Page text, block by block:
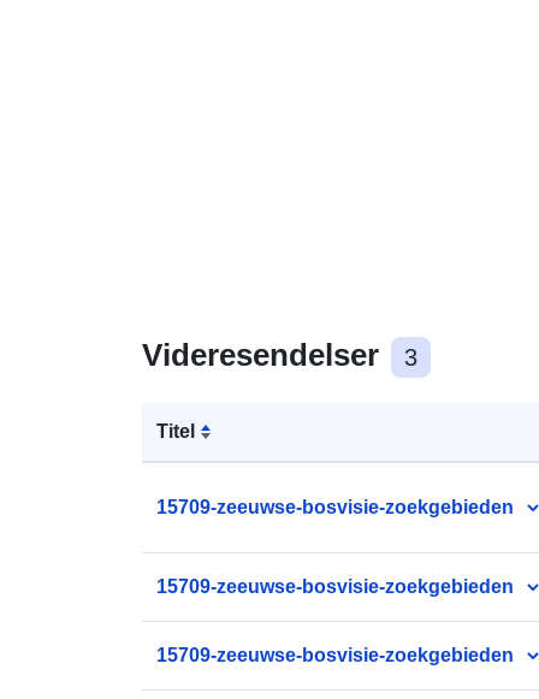
Videresendelser 3
Titel
15709-zeeuwse-bosvisie-zoekgebieden
15709-zeeuwse-bosvisie-zoekgebieden
15709-zeeuwse-bosvisie-zoekgebieden